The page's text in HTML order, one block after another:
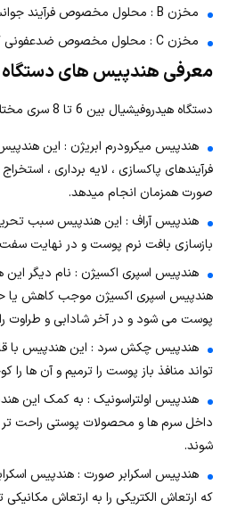
مخزن B : محلول مخصوص فرآیند جوانسازی پوست
مخزن C : محلول مخصوص ضدعفونی کردن لوله های داخلی دستگاه
معرفی هندپیس های دستگاه
دستگاه هیدروفیشیال بین 6 تا 8 سری مختلف دارد.
هندپیس میکرودرم ابریژن : این
فرآیندهای پاکسازی ، لایه برداری ،
صورت همزمان انجام میدهد.
هندپیس آراف : این هندپیس سبب
بازسازی بافت نرم پوست و در نهایت
هندپیس اسپری اکسیژن : نام دیگر
هندپیس اسپری اکسیژن موجب کاهش یا
پوست می شود و در آخر شادابی و طراوت
هندپیس چکش سرد : این هندپیس با
تواند منافذ باز پوست را ترمیم و آن ها را
هندپیس اولتراسونیک : به کمک این
داخل سرم ها و محصولات پوستی راحت
شوند.
هندپیس اسکرابر صورت : هندپیس
که ارتعاش الکتریکی را به ارتعاش